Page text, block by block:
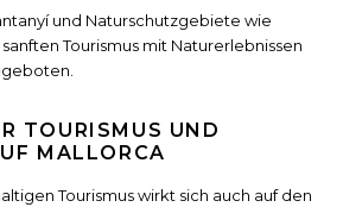
und Naturschutzgebiete wie
Tourismus mit Naturerlebnissen
TOURISMUS UND
MALLORCA
Tourismus wirkt sich auch auf den